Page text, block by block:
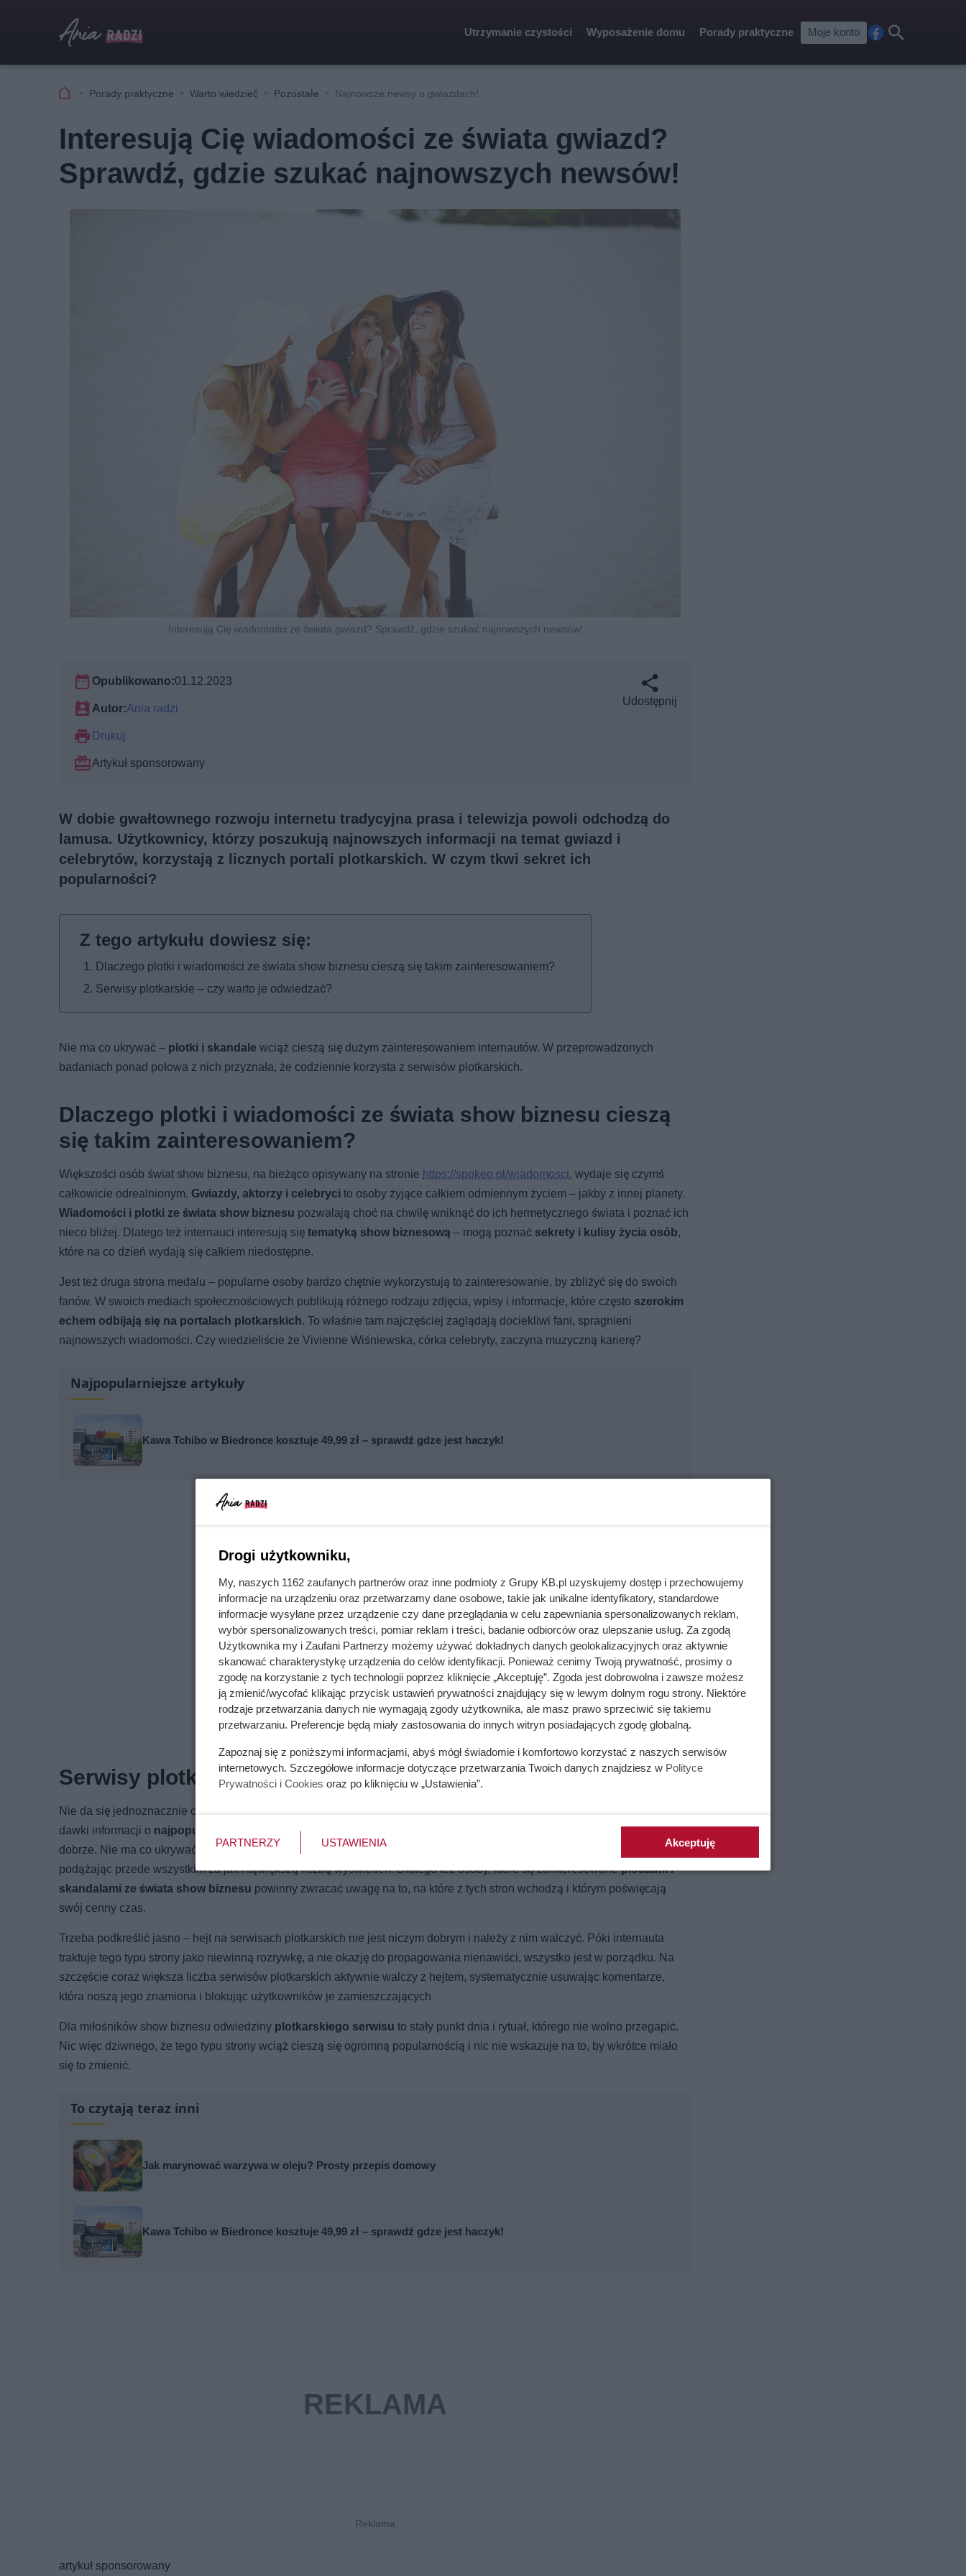
Utrzymanie czystości Wyposażenie domu Porady praktyczne Moje konto
cebkaj
Porady praktyczne Warto wiedzieć Pozostałe Najnowsze newsy o gwiazdach!
Interesują Cię wiadomości ze świata gwiazd?
Sprawdź, gdzie szukać najnowszych newsów!
Interesują Cię wiadomości ze świata gwiazd? Sprawdź, gdzie szukać najnowszych newsów!
Opublikowano:01.12.2023
Autor:Ania radzi
Drukuj
Artykuł sponsorowany
Udostępnij
W dobie gwałtownego rozwoju internetu tradycyjna prasa i telewizja powoli odchodzą do
lamusa. Użytkownicy, którzy poszukują najnowszych informacji na temat gwiazd i
celebrytów, korzystają z licznych portali plotkarskich. W czym tkwi sekret ich
popularności?
Dlaczego plotki i wiadomości ze świata show biznesu cieszą się takim zainteresowaniem?
Serwisy plotkarskie – czy warto je odwiedzać?
Nie ma co ukrywać – plotki i skandale wciąż cieszą się dużym zainteresowaniem internautów. W przeprowadzonych
badaniach ponad połowa z nich przyznała, że codziennie korzysta z serwisów plotkarskich.
Dlaczego plotki i wiadomości ze świata show biznesu cieszą
się takim zainteresowaniem?
Większości osób świat show biznesu, na bieżąco opisywany na stronie https://spokeo.pl/wiadomosci, wydaje się czymś
całkowicie odrealnionym. Gwiazdy, aktorzy i celebryci to osoby żyjące całkiem odmiennym życiem – jakby z innej planety.
Wiadomości i plotki ze świata show biznesu pozwalają choć na chwilę wniknąć do ich hermetycznego świata i poznać ich
nieco bliżej. Dlatego też internauci interesują się tematyką show biznesową – mogą poznać sekrety i kulisy życia osób,
które na co dzień wydają się całkiem niedostępne.
Jest też druga strona medalu – popularne osoby bardzo chętnie wykorzystują to zainteresowanie, by zbliżyć się do swoich
fanów. W swoich mediach społecznościowych publikują różnego rodzaju zdjęcia, wpisy i informacje, które często szerokim
echem odbijają się na portalach plotkarskich. To właśnie tam najczęściej zaglądają dociekliwi fani, spragnieni
najnowszych wiadomości. Czy wiedzieliście że Vivienne Wiśniewska, córka celebryty, zaczyna muzyczną karierę?
Najpopularniejsze artykuły
Kawa Tchibo w Biedronce kosztuje 49,99 zł – sprawdź gdze jest haczyk!
Serwisy plotkarskie – czy warto je odwiedzać?
Nie da się jednoznacznie odpowiedzieć na to pytanie. Pomimo tego że tego typu serwisy internetowe dostarczają potężnej
dawki informacji o najpopularniejszych osobach
, to jednak wciąż są miejscami, w których hejt i nienawiść mają się bardzo
dobrze. Nie ma co ukrywać, że wiele plotkarskich stron podczas tworzenia swoich treści nie zachowuje etyki dziennikarskiej,
podążając przede wszystkim za jak największą liczbą wyświetleń. Dlatego też osoby, które są zainteresowaneplotkami i
skandalami ze świata show biznesu powinny zwracać uwagę na to, na które z tych stron wchodzą i którym poświęcają
swój cenny czas.
Trzeba podkreślić jasno – hejt na serwisach plotkarskich nie jest niczym dobrym i należy z nim walczyć. Póki internauta
traktuje tego typu strony jako niewinną rozrywkę, a nie okazję do propagowania nienawiści, wszystko jest w porządku. Na
szczęście coraz większa liczba serwisów plotkarskich aktywnie walczy z hejtem, systematycznie usuwając komentarze,
która noszą jego znamiona i blokując użytkowników je zamieszczających
Dla miłośników show biznesu odwiedziny plotkarskiego serwisu to stały punkt dnia i rytuał, którego nie wolno przegapić.
Nic więc dziwnego, że tego typu strony wciąż cieszą się ogromną popularnością i nic nie wskazuje na to, by wkrótce miało
się to zmienić.
To czytają teraz inni
Jak marynować warzywa w oleju? Prosty przepis domowy
Kawa Tchibo w Biedronce kosztuje 49,99 zł – sprawdź gdze jest haczyk!
artykuł sponsorowany
Drogi użytkowniku,
My, naszych 1162 zaufanych partnerów oraz inne podmioty z Grupy KB.pl uzyskujemy dostęp i przechowujemy
informacje na urządzeniu oraz przetwarzamy dane osobowe, takie jak unikalne identyfikatory, standardowe
informacje wysyłane przez urządzenie czy dane przeglądania w celu zapewniania spersonalizowanych reklam,
wybór spersonalizowanych treści, pomiar reklam i treści, badanie odbiorców oraz ulepszanie usług. Za zgodą
Użytkownika my i Zaufani Partnerzy możemy używać dokładnych danych geolokalizacyjnych oraz aktywnie
skanować charakterystykę urządzenia do celów identyfikacji. Ponieważ cenimy Twoją prywatność, prosimy o
zgodę na korzystanie z tych technologii poprzez kliknięcie „Akceptuję”. Zgoda jest dobrowolna i zawsze możesz
ją zmienić/wycofać klikając przycisk ustawień prywatności znajdujący się w lewym dolnym rogu strony. Niektóre
rodzaje przetwarzania danych nie wymagają zgody użytkownika, ale masz prawo sprzeciwić się takiemu
przetwarzaniu. Preferencje będą miały zastosowania do innych witryn posiadających zgodę globalną.
Zapoznaj się z poniższymi informacjami, abyś mógł świadomie i komfortowo korzystać z naszych serwisów
internetowych. Szczegółowe informacje dotyczące przetwarzania Twoich danych znajdziesz w Polityce
Prywatności i Cookies oraz po kliknięciu w „Ustawienia”.
PARTNERZY USTAWIENIA Akceptuję